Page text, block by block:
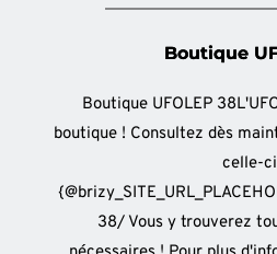
Boutique
Boutique UFOLEP
boutique ! Consultez dès
celle-
38/ Vous y trouverez